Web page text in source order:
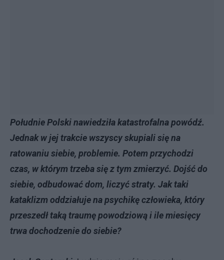
Południe Polski nawiedziła katastrofalna powódź.
Jednak w jej trakcie wszyscy skupiali się na
ratowaniu siebie, problemie. Potem przychodzi
czas, w którym trzeba się z tym zmierzyć. Dojść do
siebie, odbudować dom, liczyć straty. Jak taki
kataklizm oddziałuje na psychikę człowieka, który
przeszedł taką traumę powodziową i ile miesięcy
trwa dochodzenie do siebie?